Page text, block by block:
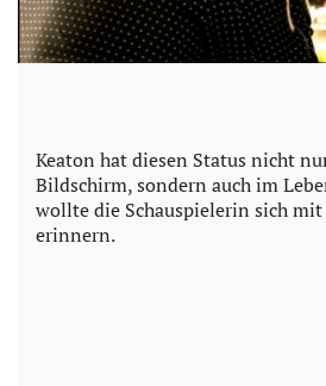
Keaton hat diesen Status nicht
Bildschirm, sondern auch im
wollte die Schauspielerin sich
erinnern.